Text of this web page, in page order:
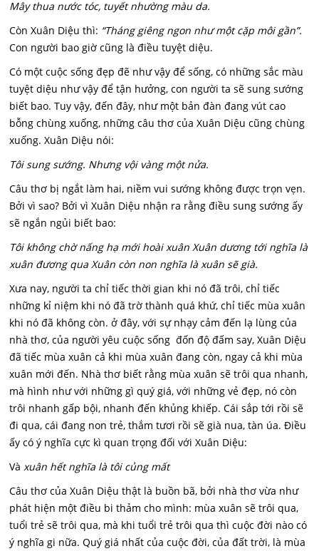
Mây thua nước tóc, tuyết nhường màu da.
Còn Xuân Diệu thì: “Tháng giêng ngon như một cặp môi gần”.
Con người bao giờ cũng là điều tuyệt diệu.
Có một cuộc sống đẹp đẽ như vậy để sống, có những sắc màu
tuyệt diệu như vậy để tận hưởng, con người ta sẽ sung sướng
biết bao. Tuy vậy, đến đây, như một bản đàn đang vút cao
bỗng chùng xuống, những câu thơ của Xuân Diệu cũng chùng
xuống. Xuân Diệu nói:
Tôi sung sướng. Nhưng vội vàng một nửa.
Câu thơ bị ngắt làm hai, niềm vui sướng không được trọn vẹn.
Bởi vì sao? Bởi vì Xuân Diệu nhận ra rằng điều sung sướng ấy
sẽ ngắn ngủi biết bao:
Tôi không chờ nấng hạ mới hoài xuân Xuân dương tới nghĩa là
xuân đương qua Xuân còn non nghĩa là xuân sẽ già.
Xưa nay, người ta chỉ tiếc thời gian khi nó đã trôi, chỉ tiếc
những kỉ niệm khi nó đã trờ thành quá khứ, chỉ tiếc mùa xuân
khi nó đã không còn. ở đây, với sự nhạy cảm đến lạ lùng của
nhà thơ, của người yêu cuộc sống đốn độ đấm say, Xuân Diệu
đã tiếc mùa xuân cả khi mùa xuân đang còn, ngay cả khi mùa
xuân mới đến. Nhà thơ biết rằng mùa xuân sẽ trôi qua nhanh,
mà hình như với những gì quý giá, với những vẻ đẹp, nó còn
trôi nhanh gấp bội, nhanh đến khủng khiếp. Cái sắp tới rồi sẽ
đi qua, cái đang non trẻ, thắm tươi rồi sẽ già nua, tàn úa. Điều
ấy có ý nghĩa cực kì quan trọng đối với Xuân Diệu:
Vàxuân hết nghĩa là tôi củng mất
Câu thơ của Xuân Diệu thật là buồn bã, bởi nhà thơ vừa như
phát hiện một điều bi thảm cho mình: mùa xuân sẽ trôi qua,
tuổi trẻ sẽ trôi qua, mà khi tuổi trẻ trôi qua thì cuộc đời nào có
ý nghĩa gi nữa. Quý giá nhất của cuộc đời, của đất trời, là mùa